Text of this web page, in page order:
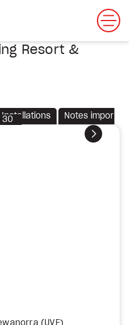
Resort &
Installations Notes
Suivant
30
(UVF)